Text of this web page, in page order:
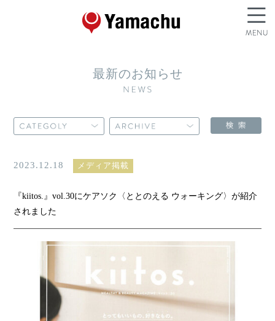
最新のお知らせ
2023.12.18 メディア掲載
『kiitos.』vol.30にケアソク〈ととのえる ウォーキング〉が紹介
されました